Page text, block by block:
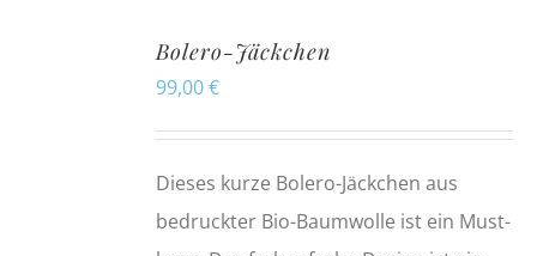
Bolero-Jäckchen
99,00€
Dieses kurze Bolero-Jäckchen aus
bedruckter Bio-Baumwolle ist ein Must-